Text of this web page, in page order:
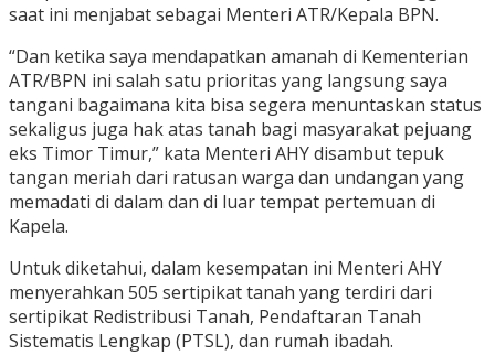
saat ini menjabat sebagai Menteri ATR/Kepala BPN.
“Dan ketika saya mendapatkan amanah di Kementerian
ATR/BPN ini salah satu prioritas yang langsung saya
tangani bagaimana kita bisa segera menuntaskan status
sekaligus juga hak atas tanah bagi masyarakat pejuang
eks Timor Timur,” kata Menteri AHY disambut tepuk
tangan meriah dari ratusan warga dan undangan yang
memadati di dalam dan di luar tempat pertemuan di
Kapela.
Untuk diketahui, dalam kesempatan ini Menteri AHY
menyerahkan 505 sertipikat tanah yang terdiri dari
sertipikat Redistribusi Tanah, Pendaftaran Tanah
Sistematis Lengkap (PTSL), dan rumah ibadah.